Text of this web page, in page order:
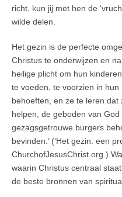
richt, kun jij met hen de
wilde delen.
Het gezin is de perfecte
Christus te onderwijzen en
heilige plicht om hun
te voeden, te voorzien in hun
behoeften, en ze te leren
helpen, de geboden van
gezagsgetrouwe burgers
bevinden.’ (‘Het gezin: een
ChurchofJesusChrist.org.)
waarin Christus centraal
de beste bronnen van